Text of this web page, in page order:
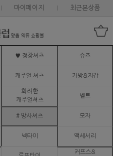
마이페이지 최근본상품
♥ 정장셔츠 슈즈
캐주얼 셔츠 가방&지갑
화려한
캐주얼셔츠
벨트
# 망사셔츠 모자
넥타이 액세서리
커프스&